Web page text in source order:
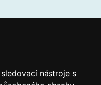
nástroje s